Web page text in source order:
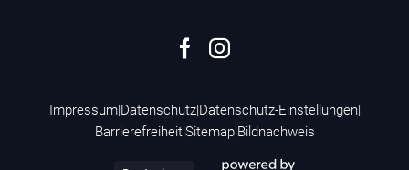
Impressum|Datenschutz|Datenschutz-Einstellungen|
Barrierefreiheit|Sitemap|Bildnachweis